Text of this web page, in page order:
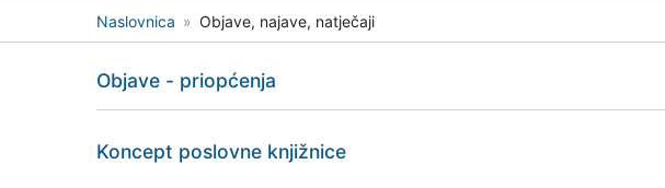
Naslovnica Objave, najave, natječaji
Objave - priopćenja
Koncept poslovne knjižnice